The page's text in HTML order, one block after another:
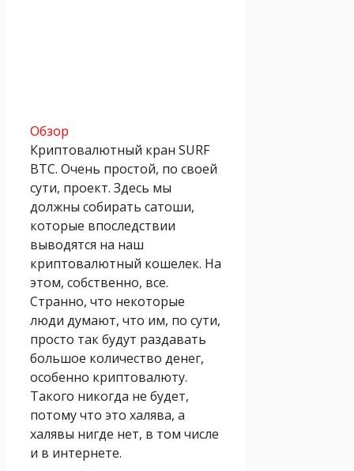
Обзор
Криптовалютный кран SURF
BTC. Очень простой, по своей
сути, проект. Здесь мы
должны собирать сатоши,
которые впоследствии
выводятся на наш
криптовалютный кошелек. На
этом, собственно, все.
Странно, что некоторые
люди думают, что им, по сути,
просто так будут раздавать
большое количество денег,
особенно криптовалюту.
Такого никогда не будет,
потому что это халява, а
халявы нигде нет, в том числе
и в интернете.